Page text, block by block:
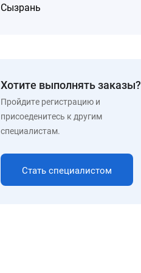
Сызрань
Хотите выполнять заказы?
Пройдите регистрацию и
присоеденитесь к другим
специалистам.
Стать специалистом